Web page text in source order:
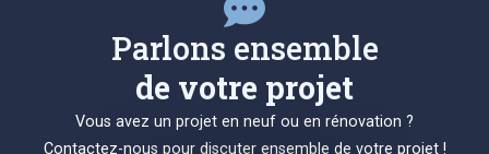
Parlons ensemble
de votre projet
Vous avez un projet en neuf ou en rénovation ?
Contactez-nous pour discuter ensemble de votre projet !